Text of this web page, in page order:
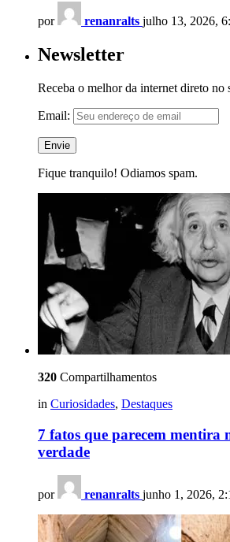
por renanralts julho 13, 2026,
Newsletter
Receba o melhor da internet direto no
Email:
Fique tranquilo! Odiamos spam.
320 Compartilhamentos
in Curiosidades, Destaques
7 fatos que parecem mentira
verdade
por renanralts junho 1, 2026,